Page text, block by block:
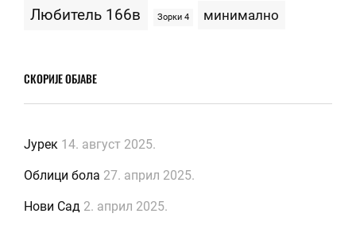
Любитель 166в Зорки 4 минимално
СКОРИЈЕ ОБЈАВЕ
Јурек 14. август 2025.
Облици бола 27. април 2025.
Нови Сад 2. април 2025.